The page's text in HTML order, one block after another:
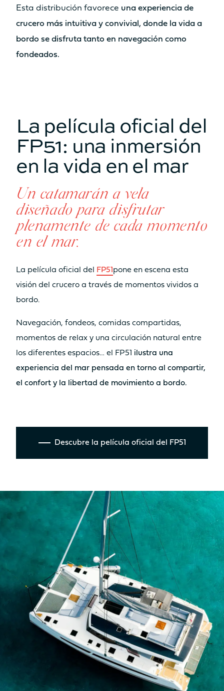
Esta distribución favorece una experiencia de
crucero más intuitiva y convivial, donde la vida a
bordo se disfruta tanto en navegación como
fondeados.
La película oficial del
FP51: una inmersión
en la vida en el mar
Un catamarán a vela
diseñado para disfrutar
plenamente de cada momento
en el mar.
La película oficial del FP51pone en escena esta
visión del crucero a través de momentos vividos a
bordo.
Navegación, fondeos, comidas compartidas,
momentos de relax y una circulación natural entre
los diferentes espacios… el FP51 ilustra una
experiencia del mar pensada en torno al compartir,
el confort y la libertad de movimiento a bordo.
Descubre la película oficial del FP51
precio
precio